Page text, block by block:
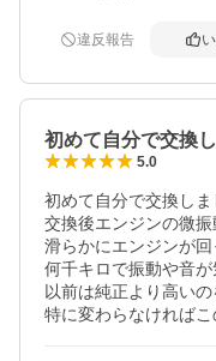
違反報告
初めて自分で交換
5.0
初めて自分で交換しま
交換後エンジンの微
滑らかにエンジンが
何千キロで振動や音が
以前は純正より高い
特に変わらなければこ